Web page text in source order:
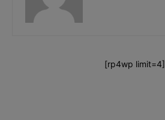
[rp4wp limit=4]